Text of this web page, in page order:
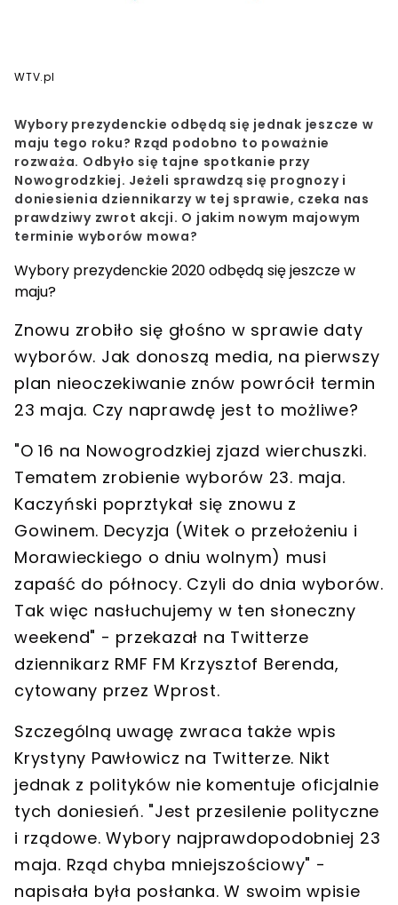
WTV.pl
Wybory prezydenckie odbędą się jednak jeszcze w
maju tego roku? Rząd podobno to poważnie
rozważa. Odbyło się tajne spotkanie przy
Nowogrodzkiej. Jeżeli sprawdzą się prognozy i
doniesienia dziennikarzy w tej sprawie, czeka nas
prawdziwy zwrot akcji. O jakim nowym majowym
terminie wyborów mowa?
Wybory prezydenckie 2020 odbędą się jeszcze w
maju?
Znowu zrobiło się głośno w sprawie daty
wyborów. Jak donoszą media, na pierwszy
plan nieoczekiwanie znów powrócił termin
23 maja. Czy naprawdę jest to możliwe?
"O 16 na Nowogrodzkiej zjazd wierchuszki.
Tematem zrobienie wyborów 23. maja.
Kaczyński poprztykał się znowu z
Gowinem. Decyzja (Witek o przełożeniu i
Morawieckiego o dniu wolnym) musi
zapaść do północy. Czyli do dnia wyborów.
Tak więc nasłuchujemy w ten słoneczny
weekend" - przekazał na Twitterze
dziennikarz RMF FM Krzysztof Berenda,
cytowany przez Wprost.
Szczególną uwagę zwraca także wpis
Krystyny Pawłowicz na Twitterze. Nikt
jednak z polityków nie komentuje oficjalnie
tych doniesień. "Jest przesilenie polityczne
i rządowe. Wybory najprawdopodobniej 23
maja. Rząd chyba mniejszościowy" -
napisała była posłanka. W swoim wpisie